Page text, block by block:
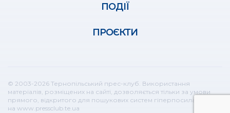
ПОДІЇ
ПРОЄКТИ
© 2003-2026 Тернопільський прес-клуб. Використання
матеріалів, розміщених на сайті, дозволяється тільки за умови
прямого, відкритого для пошукових систем гіперпосилання
на www.pressclub.te.ua